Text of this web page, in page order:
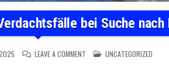
bei Suche nach
LEAVE A COMMENT ON CAROLABRÜCKE IN
POSTED IN
UNCATEGORIZED